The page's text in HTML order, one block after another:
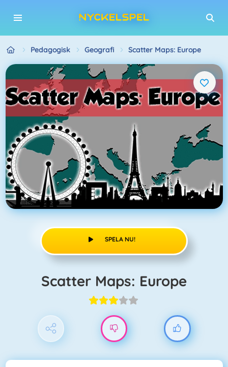
Pedagogisk Geografi Scatter Maps: Europe
SPELA NU!
Scatter Maps: Europe